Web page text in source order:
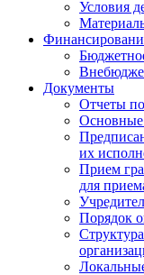
Условия
Документы
Отчеты
Основные
их
Прием
для
Порядок